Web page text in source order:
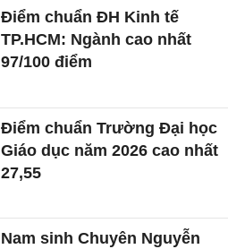
Điểm chuẩn ĐH Kinh tế
TP.HCM: Ngành cao nhất
97/100 điểm
Điểm chuẩn Trường Đại học
Giáo dục năm 2026 cao nhất
27,55
Nam sinh Chuyên Nguyễn